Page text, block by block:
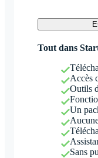
Tout dans
Accès
Outils
Un
Sans